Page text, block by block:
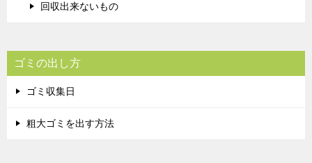
回収出来ないもの
ゴミの出し方
ゴミ収集日
粗大ゴミを出す方法